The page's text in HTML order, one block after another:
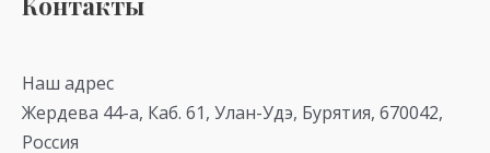
Наш адрес
Жердева 44-а, Каб. 61, Улан-Удэ, Бурятия, 670042,
Россия